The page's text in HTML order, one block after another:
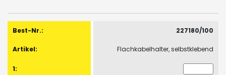
Gruppiert
Produkte
Artikel
227180/100
Flachkabelhalter, selbstklebend